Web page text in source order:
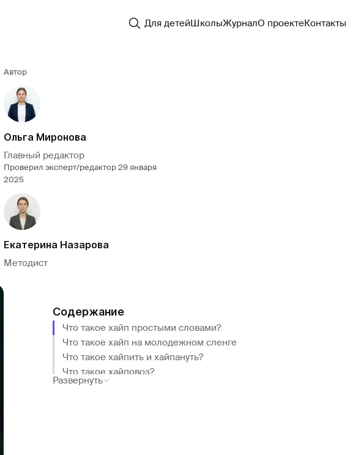
Для детейШколыЖурналО проектеКонтакты
Автор
Ольга Миронова
Главный редактор
Проверил эксперт/редактор29 января
2025
Екатерина Назарова
Методист
Содержание
Что такое хайп простыми словами?
Что такое хайп на молодежном сленге
Что такое хайпить и хайпануть?
Что такое хайповоз?
Что такое хайпуки?
Развернуть